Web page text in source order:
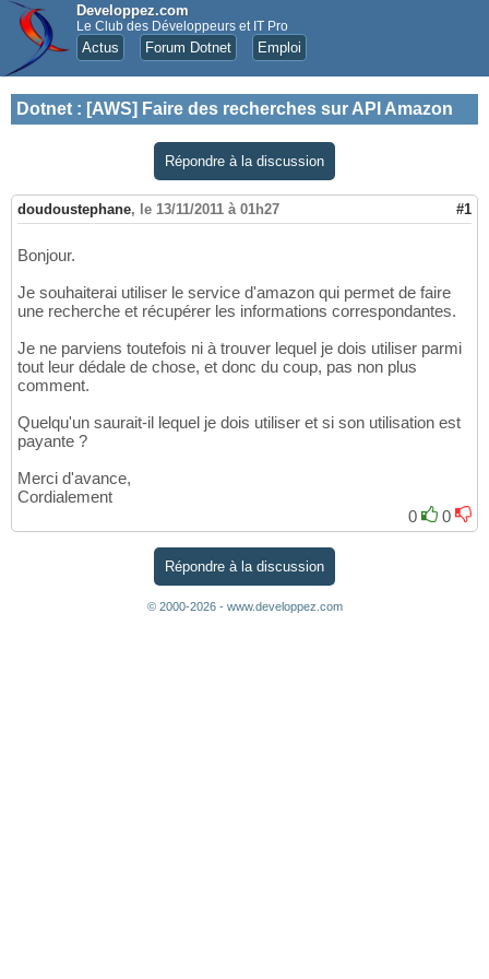
Developpez.com
Le Club des Développeurs et IT Pro
Actus Forum Dotnet Emploi
Dotnet : [AWS] Faire des recherches sur API Amazon
Répondre à la discussion
doudoustephane, le 13/11/2011 à 01h27 #1
Bonjour.
Je souhaiterai utiliser le service d'amazon qui permet de faire
une recherche et récupérer les informations correspondantes.
Je ne parviens toutefois ni à trouver lequel je dois utiliser parmi
tout leur dédale de chose, et donc du coup, pas non plus
comment.
Quelqu'un saurait-il lequel je dois utiliser et si son utilisation est
payante ?
Merci d'avance,
Cordialement
0
0
Répondre à la discussion
© 2000-2026 - www.developpez.com